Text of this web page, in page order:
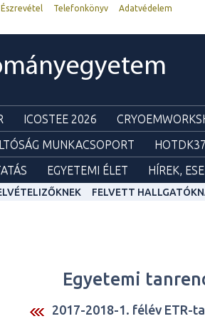
Észrevétel Telefonkönyv
Adatvédelem
ICOSTEE 2026
MUNKACSOPORT HOTDK37
EGYETEMI ÉLET HÍREK,
FELVETT
Egyetemi
2017-2018-1. félév ETR-